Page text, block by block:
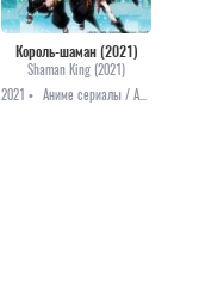
Король-шаман (2021)
Shaman King (2021)
2021 •